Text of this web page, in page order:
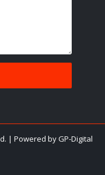
| Powered by GP-Digital